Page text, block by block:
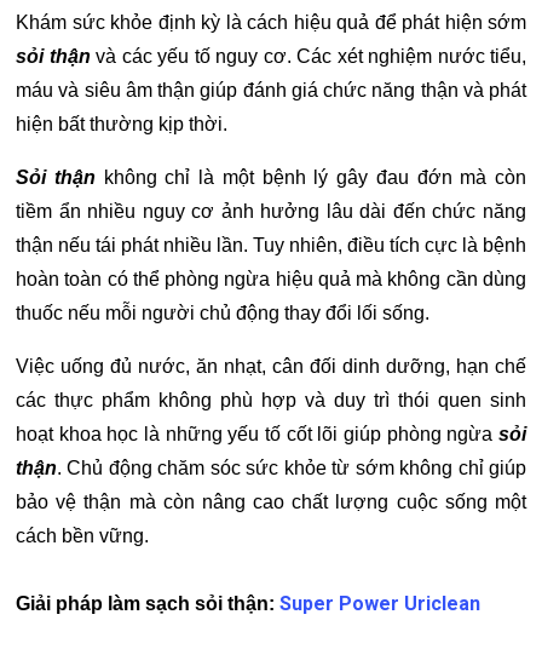
Khám sức khỏe định kỳ là cách hiệu quả để phát hiện sớm
sỏi thận và các yếu tố nguy cơ. Các xét nghiệm nước tiểu,
máu và siêu âm thận giúp đánh giá chức năng thận và phát
hiện bất thường kịp thời.
Sỏi thận không chỉ là một bệnh lý gây đau đớn mà còn
tiềm ẩn nhiều nguy cơ ảnh hưởng lâu dài đến chức năng
thận nếu tái phát nhiều lần. Tuy nhiên, điều tích cực là bệnh
hoàn toàn có thể phòng ngừa hiệu quả mà không cần dùng
thuốc nếu mỗi người chủ động thay đổi lối sống.
Việc uống đủ nước, ăn nhạt, cân đối dinh dưỡng, hạn chế
các thực phẩm không phù hợp và duy trì thói quen sinh
hoạt khoa học là những yếu tố cốt lõi giúp phòng ngừa sỏi
thận. Chủ động chăm sóc sức khỏe từ sớm không chỉ giúp
bảo vệ thận mà còn nâng cao chất lượng cuộc sống một
cách bền vững.
Giải pháp làm sạch sỏi thận: Super Power Uriclean